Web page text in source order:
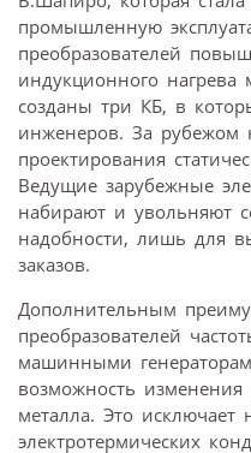
промышленную
преобразователей
индукционного
созданы три КБ, в
инженеров. За рубежом
проектирования
Ведущие зарубежные
набирают и увольняют
надобности, лишь для
заказов.
Дополнительным
преобразователей
машинными
возможность
металла. Это исключает
электротермических